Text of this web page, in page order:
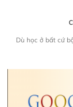
Dù học ở bất cứ